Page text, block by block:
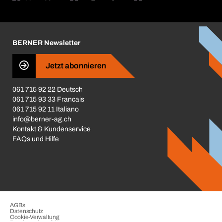
Business Conduct
BERNER Newsletter
Jetzt abonnieren
061 715 92 22 Deutsch
061 715 93 33 Francais
061 715 92 11 Italiano
info@berner-ag.ch
Kontakt & Kundenservice
FAQs und Hilfe
AGBs
Datenschutz
Cookie-Verwaltung